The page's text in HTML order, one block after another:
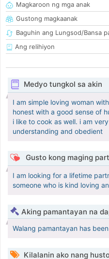
Magkaroon ng mga anak
Gustong magkaanak
Baguhin ang Lungsod/Bansa
Ang relihiyon
Medyo tungkol sa akin
I am simple loving woman
honest with a good sense of
i like to cook as well. i am
understanding and obedient
Gusto kong maging
I am looking for a lifetime
someone who is kind loving
Aking pamantayan na
Walang pamantayan has
Kilalanin ako nang